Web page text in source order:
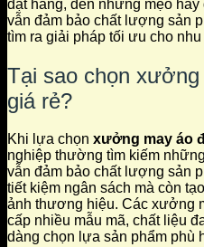
đặt hàng, đến những mẹo
vẫn đảm bảo chất lượng sản
tìm ra giải pháp tối ưu cho
Tại sao chọn
giá rẻ?
Khi lựa chọn xưởng may áo
nghiệp thường tìm kiếm
vẫn đảm bảo chất lượng sản
tiết kiệm ngân sách mà còn
ảnh thương hiệu. Các xưởng
cấp nhiều mẫu mã, chất liệu
dàng chọn lựa sản phẩm phù